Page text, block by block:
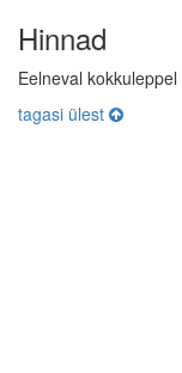
Hinnad
Eelneval kokkuleppel
tagasi ülest